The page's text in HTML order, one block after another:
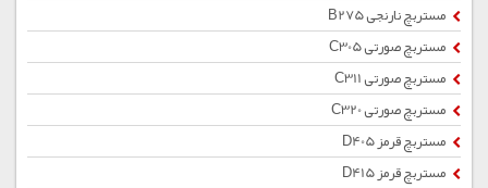
مستربچ نارنجی B275
مستربچ صورتی C305
مستربچ صورتی C311
مستربچ صورتی C320
مستربچ قرمز D405
مستربچ قرمز D415